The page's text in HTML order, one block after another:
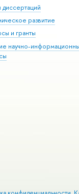
диссертаций
развитие
и гранты
научно-